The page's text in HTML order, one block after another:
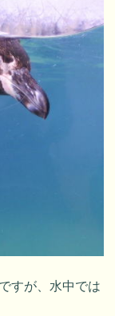
すが、水中では